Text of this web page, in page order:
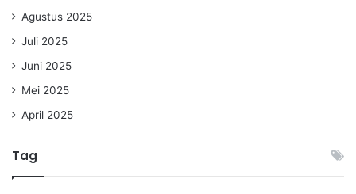
Agustus 2025
Juli 2025
Juni 2025
Mei 2025
April 2025
Tag